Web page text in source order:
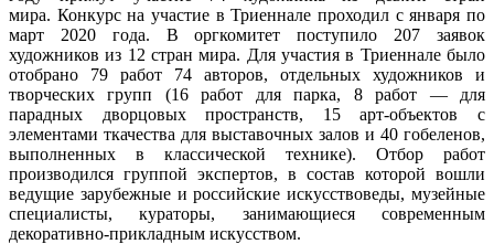
мира. Конкурс на участие в Триеннале проходил с января по
март 2020 года. В оргкомитет поступило 207 заявок
художников из 12 стран мира. Для участия в Триеннале было
отобрано 79 работ 74 авторов, отдельных художников и
творческих групп (16 работ для парка, 8 работ — для
парадных дворцовых пространств, 15 арт-объектов с
элементами ткачества для выставочных залов и 40 гобеленов,
выполненных в классической технике). Отбор работ
производился группой экспертов, в состав которой вошли
ведущие зарубежные и российские искусствоведы, музейные
специалисты, кураторы, занимающиеся современным
декоративно-прикладным искусством.